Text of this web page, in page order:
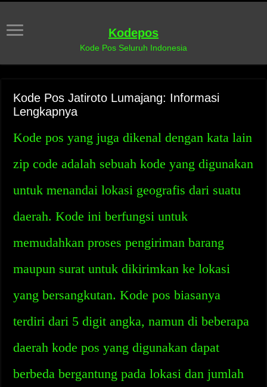
Kodepos
Kode Pos Seluruh Indonesia
Kode Pos Jatiroto Lumajang: Informasi
Lengkapnya
Kode pos yang juga dikenal dengan kata lain
zip code adalah sebuah kode yang digunakan
untuk menandai lokasi geografis dari suatu
daerah. Kode ini berfungsi untuk
memudahkan proses pengiriman barang
maupun surat untuk dikirimkan ke lokasi
yang bersangkutan. Kode pos biasanya
terdiri dari 5 digit angka, namun di beberapa
daerah kode pos yang digunakan dapat
berbeda bergantung pada lokasi dan jumlah